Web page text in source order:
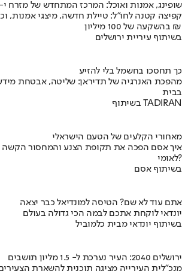
שופינג, אמנות ואוכל: המרכז המתחדש של מזרח
קפיצה קטנה לחו"ל: טיילת חדשה, מיצגי אמנות,
בהשקעה של 100 מיליון ₪
בשיתוף עיריית ירושלים
כך תחסכו בחשמל בלי להזיע
מהפכת האנרגיה של תדיראן: שליטה, אבטחת
בבית
בשיתוף TADIRAN
מאחורי הקלעים של הטעם הישראלי
לאומי?
בשיתוף אסם
אתם עוד לא שם? הטיסה למונדיאל כבר יצאה
יונדאי לוקחת אתכם לבמה הכי גדולה בעולם
בשיתוף יונדאי מבית כלמוביל
ירושלים 2040: העיר נערכת ל- 1.5 מליון תושבים
מנכ"לית העירייה מציגה תוכנית להשארת